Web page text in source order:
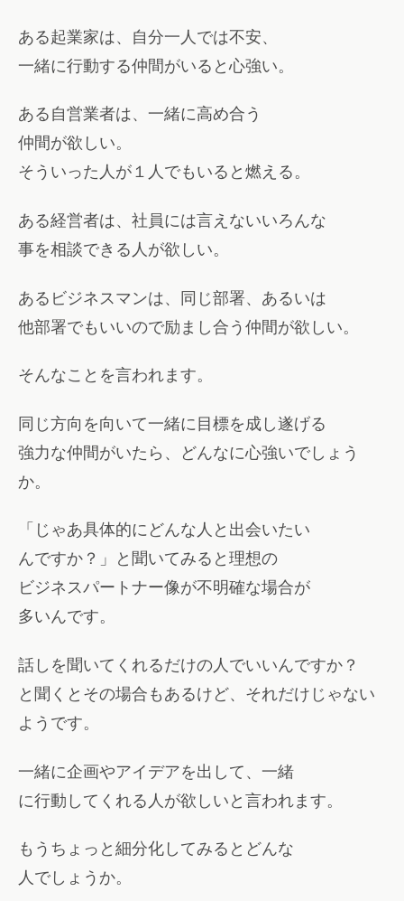
ある起業家は、自分一人では不安、
一緒に行動する仲間がいると心強い。
ある自営業者は、一緒に高め合う
仲間が欲しい。
そういった人が１人でもいると燃える。
ある経営者は、社員には言えないいろんな
事を相談できる人が欲しい。
あるビジネスマンは、同じ部署、あるいは
他部署でもいいので励まし合う仲間が欲しい。
そんなことを言われます。
同じ方向を向いて一緒に目標を成し遂げる
強力な仲間がいたら、どんなに心強いでしょう
か。
「じゃあ具体的にどんな人と出会いたい
んですか？」と聞いてみると理想の
ビジネスパートナー像が不明確な場合が
多いんです。
話しを聞いてくれるだけの人でいいんですか？
と聞くとその場合もあるけど、それだけじゃない
ようです。
一緒に企画やアイデアを出して、一緒
に行動してくれる人が欲しいと言われます。
もうちょっと細分化してみるとどんな
人でしょうか。